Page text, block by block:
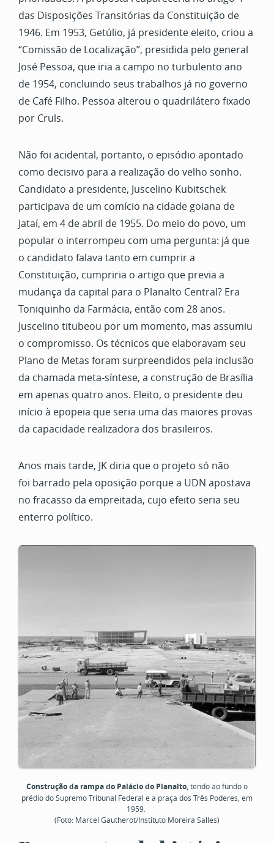
das Disposições Transitórias da Constituição de
1946. Em 1953, Getúlio, já presidente eleito, criou a
“Comissão de Localização”, presidida pelo general
José Pessoa, que iria a campo no turbulento ano
de 1954, concluindo seus trabalhos já no governo
de Café Filho. Pessoa alterou o quadrilátero fixado
por Cruls.
Não foi acidental, portanto, o episódio apontado
como decisivo para a realização do velho sonho.
Candidato a presidente, Juscelino Kubitschek
participava de um comício na cidade goiana de
Jataí, em 4 de abril de 1955. Do meio do povo, um
popular o interrompeu com uma pergunta: já que
o candidato falava tanto em cumprir a
Constituição, cumpriria o artigo que previa a
mudança da capital para o Planalto Central? Era
Toniquinho da Farmácia, então com 28 anos.
Juscelino titubeou por um momento, mas assumiu
o compromisso. Os técnicos que elaboravam seu
Plano de Metas foram surpreendidos pela inclusão
da chamada meta-síntese, a construção de Brasília
em apenas quatro anos. Eleito, o presidente deu
início à epopeia que seria uma das maiores provas
da capacidade realizadora dos brasileiros.
Anos mais tarde, JK diria que o projeto só não
foi barrado pela oposição porque a UDN apostava
no fracasso da empreitada, cujo efeito seria seu
enterro político.
Construção da rampa do Palácio do Planalto,tendo ao fundo o
prédio do Supremo Tribunal Federal e a praça dos Três Poderes, em
1959.
(Foto: Marcel Gautherot/Instituto Moreira Salles)